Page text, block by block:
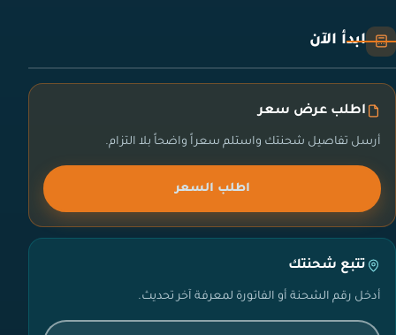
ابدأ الآن
اطلب عرض سعر
أرسل تفاصيل شحنتك واستلم سعراً واضحاً بلا التزام.
اطلب السعر
تتبع شحنتك
أدخل رقم الشحنة أو الفاتورة لمعرفة آخر تحديث.